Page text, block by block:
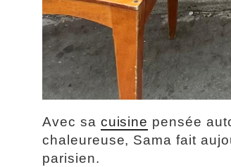
Avec sa cuisine pensée
chaleureuse, Sama fait
parisien.